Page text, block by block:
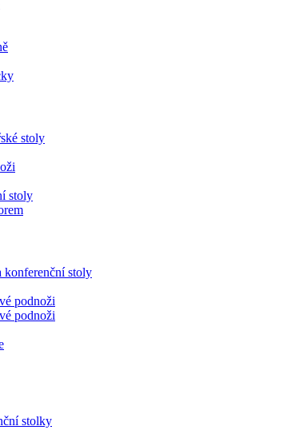
stoly
stoly
konferenční stoly
podnoži
podnoži
stolky